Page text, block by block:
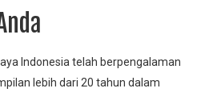
Indonesia telah berpengalaman
lebih dari 20 tahun dalam